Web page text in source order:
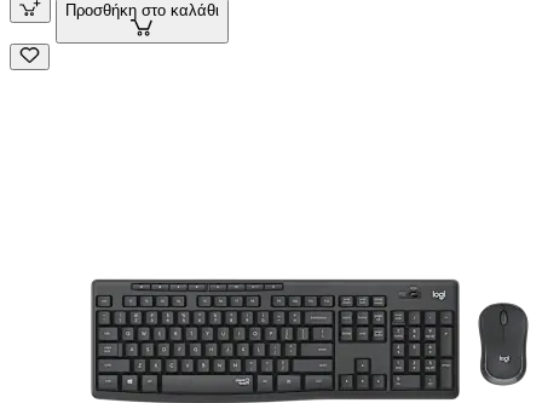
Προσθήκη στο καλάθι